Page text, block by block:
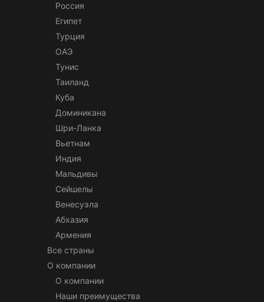
Россия
Египет
Турция
ОАЭ
Тунис
Таиланд
Куба
Доминикана
Шри-Ланка
Вьетнам
Индия
Мальдивы
Сейшелы
Венесуэла
Абхазия
Армения
Все страны
О компании
О компании
Наши преимущества